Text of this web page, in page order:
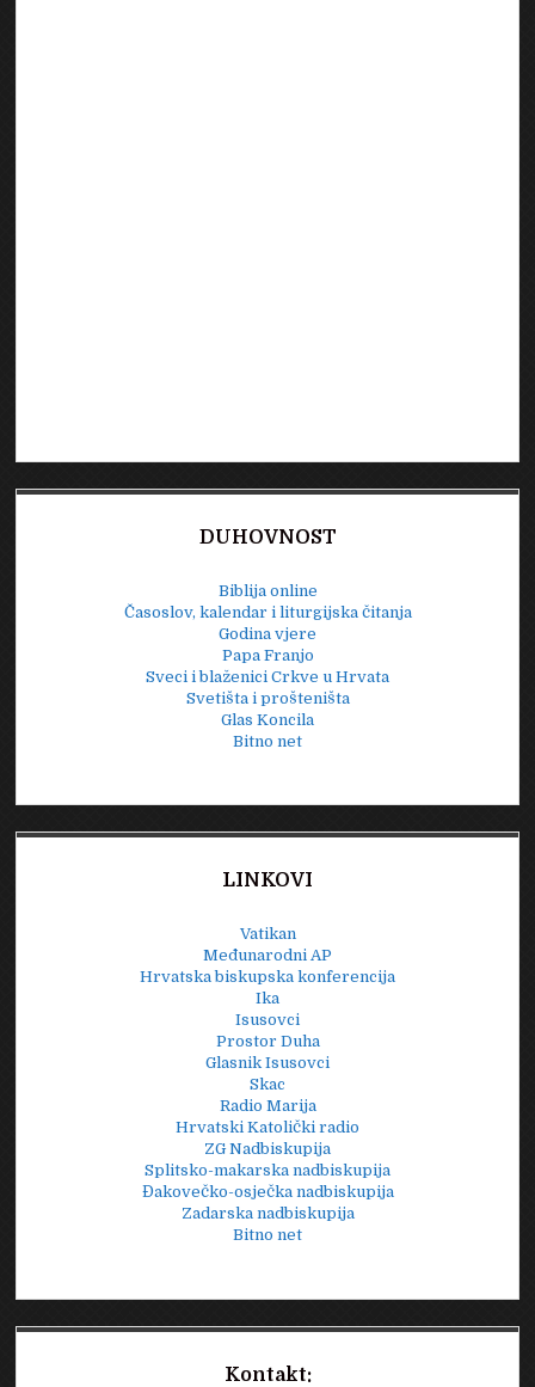
DUHOVNOST
Biblija online
Časoslov, kalendar i liturgijska čitanja
Godina vjere
Papa Franjo
Sveci i blaženici Crkve u Hrvata
Svetišta i prošteništa
Glas Koncila
Bitno net
LINKOVI
Vatikan
Međunarodni AP
Hrvatska biskupska konferencija
Ika
Isusovci
Prostor Duha
Glasnik Isusovci
Skac
Radio Marija
Hrvatski Katolički radio
ZG Nadbiskupija
Splitsko-makarska nadbiskupija
Đakovečko-osječka nadbiskupija
Zadarska nadbiskupija
Bitno net
Kontakt: